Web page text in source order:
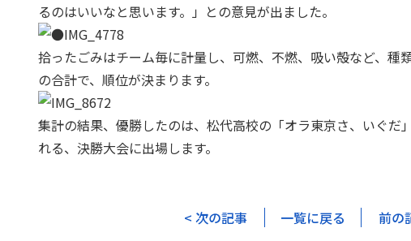
るのはいいなと思います。」との意見が出ました。
拾ったごみはチーム毎に計量し、可燃、不燃、吸い殻など、種
の合計で、順位が決まります。
集計の結果、優勝したのは、松代高校の「オラ東京さ、いぐだ
れる、決勝大会に出場します。
< 次の記事 一覧に戻る 前の